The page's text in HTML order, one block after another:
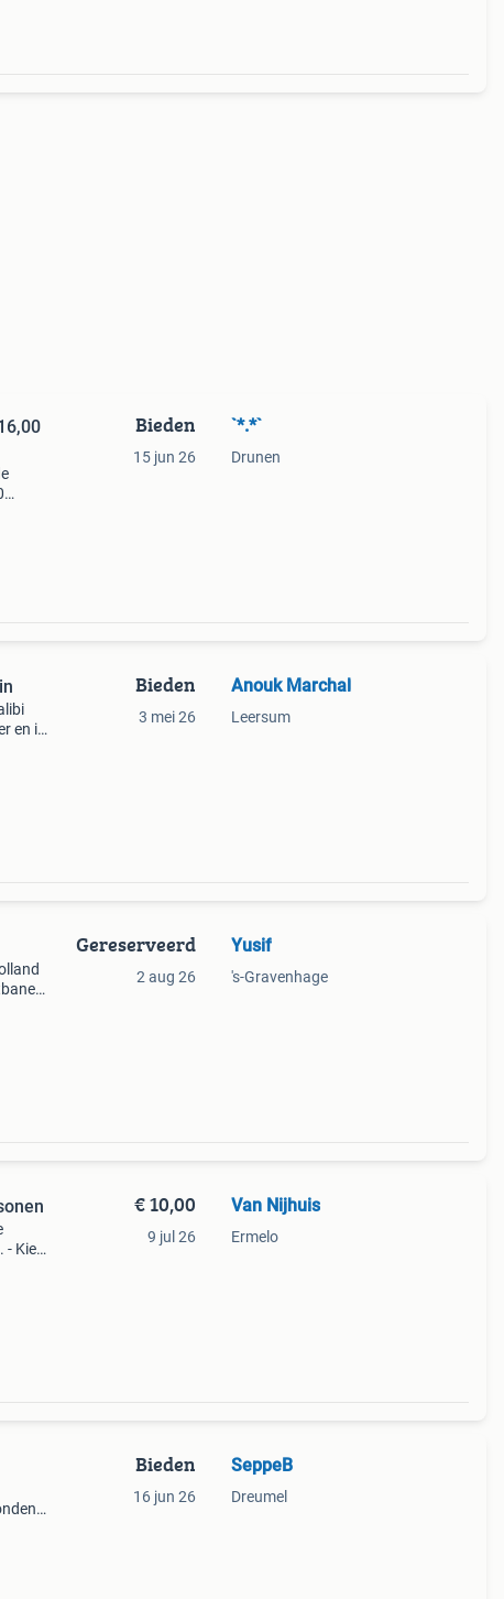
Bieden
15 jun 26
`*.*`
Drunen
en ik
Bieden
3 mei 26
Anouk Marchal
Leersum
Gereserveerd
2 aug 26
Yusif
's-Gravenhage
- Kies
€ 10,00
9 jul 26
Van Nijhuis
Ermelo
Bieden
16 jun 26
SeppeB
Dreumel